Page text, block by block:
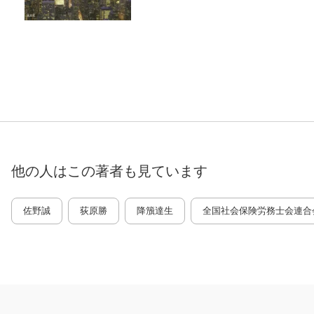
他の人はこの著者も見ています
佐野誠 荻原勝 降籏達生 全国社会保険労務士会連合